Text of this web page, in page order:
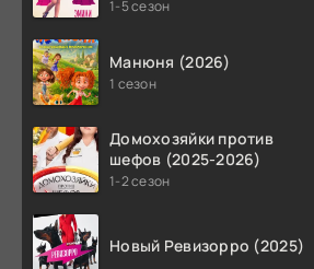
1-5 сезон
Манюня (2026)
1 сезон
Домохозяйки против
шефов (2025-2026)
1-2 сезон
Новый Ревизорро (2025)